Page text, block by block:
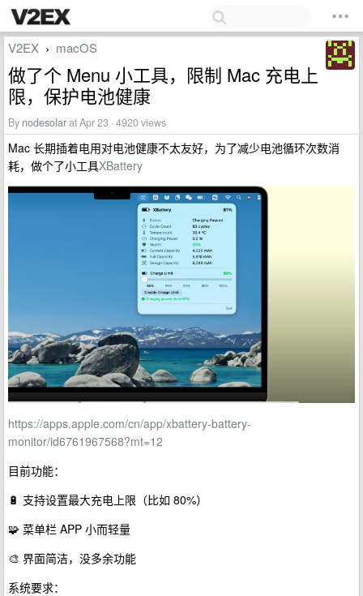
V2EX › macOS
做了个 Menu 小工具，限制 Mac 充电上
限，保护电池健康
By nodesolarat Apr 23 · 4920 views
Mac 长期插着电用对电池健康不太友好，为了减少电池循环次数消
耗，做个了小工具XBattery
https://apps.apple.com/cn/app/xbattery-battery-
monitor/id6761967568?mt=12
目前功能：
🔋 支持设置最大充电上限（比如 80%）
🧩 菜单栏 APP 小而轻量
🎨 界面简洁，没多余功能
系统要求：